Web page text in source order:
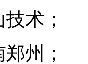
术；
州；